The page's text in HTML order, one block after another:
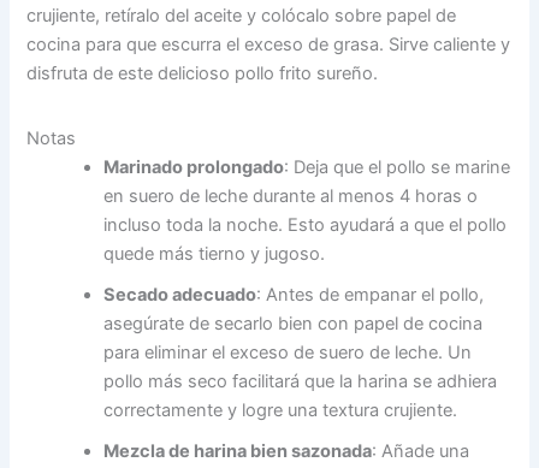
crujiente, retíralo del aceite y colócalo sobre papel de
cocina para que escurra el exceso de grasa. Sirve caliente y
disfruta de este delicioso pollo frito sureño.
Notas
Marinado prolongado: Deja que el pollo se marine
en suero de leche durante al menos 4 horas o
incluso toda la noche. Esto ayudará a que el pollo
quede más tierno y jugoso.
Secado adecuado: Antes de empanar el pollo,
asegúrate de secarlo bien con papel de cocina
para eliminar el exceso de suero de leche. Un
pollo más seco facilitará que la harina se adhiera
correctamente y logre una textura crujiente.
Mezcla de harina bien sazonada: Añade una